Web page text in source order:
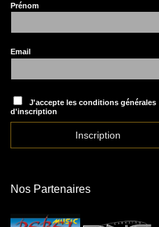
Prénom
Email
J'accepte les conditions générales
d'inscription
Nos Partenaires